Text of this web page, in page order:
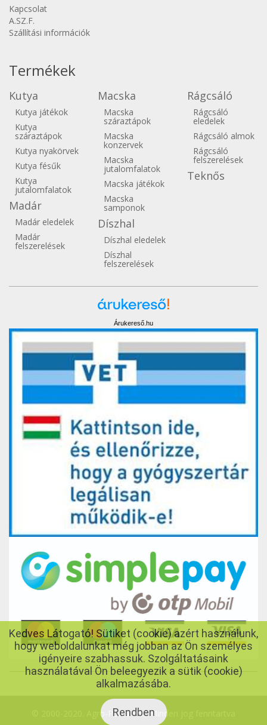
Kapcsolat
A.SZ.F.
Szállítási információk
Termékek
Kutya
Kutya játékok
Kutya
száraztápok
Kutya nyakörvek
Kutya fésűk
Kutya
jutalomfalatok
Madár
Madár eledelek
Madár
felszerelések
Macska
Macska
száraztápok
Macska
konzervek
Macska
jutalomfalatok
Macska játékok
Macska
samponok
Díszhal
Díszhal eledelek
Díszhal
felszerelések
Rágcsáló
Rágcsáló
eledelek
Rágcsáló almok
Rágcsáló
felszerelések
Teknős
Árukereső.hu
© 2000-2020. Agro-Porta Kft., Minden jog fenntartva
Kedves Látogató! Sütiket (cookie) azért használunk,
hogy weboldalunkat még jobban az Ön személyes
igényeire szabhassuk. Szolgáltatásaink
használatával Ön beleegyezik a sütik (cookie)
alkalmazásába.
Rendben